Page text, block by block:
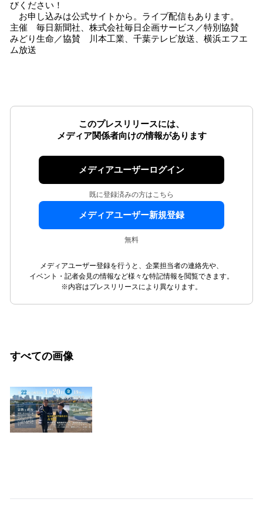
びください！
お申し込みは公式サイトから。ライブ配信もあります。
主催 毎日新聞社、株式会社毎日企画サービス／特別協賛
みどり生命／協賛 川本工業、千葉テレビ放送、横浜エフエ
ム放送
このプレスリリースには、
メディア関係者向けの情報があります
メディアユーザーログイン
既に登録済みの方はこちら
メディアユーザー新規登録
無料
メディアユーザー登録を行うと、企業担当者の連絡先や、
イベント・記者会見の情報など様々な特記情報を閲覧できます。
※内容はプレスリリースにより異なります。
すべての画像